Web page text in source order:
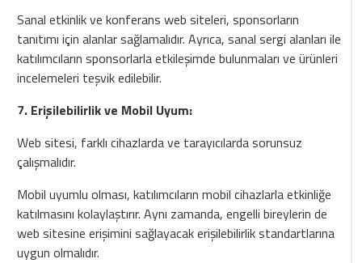
Sanal etkinlik ve konferans web siteleri, sponsorların
tanıtımı için alanlar sağlamalıdır. Ayrıca, sanal sergi alanları ile
katılımcıların sponsorlarla etkileşimde bulunmaları ve ürünleri
incelemeleri teşvik edilebilir.
7. Erişilebilirlik ve Mobil Uyum:
Web sitesi, farklı cihazlarda ve tarayıcılarda sorunsuz
çalışmalıdır.
Mobil uyumlu olması, katılımcıların mobil cihazlarla etkinliğe
katılmasını kolaylaştırır. Aynı zamanda, engelli bireylerin de
web sitesine erişimini sağlayacak erişilebilirlik standartlarına
uygun olmalıdır.